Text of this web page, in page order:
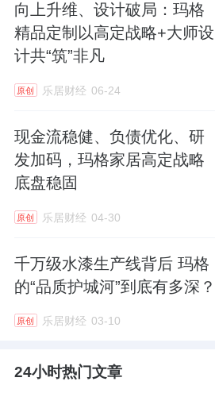
向上升维、设计破局：玛格
精品定制以高定战略+大师设
计共“筑”非凡
原创 乐居财经 06-24
现金流稳健、负债优化、研
发加码，玛格家居高定战略
底盘稳固
原创 乐居财经 04-30
千万级水漆生产线背后 玛格
的“品质护城河”到底有多深？
原创 乐居财经 03-10
24小时热门文章